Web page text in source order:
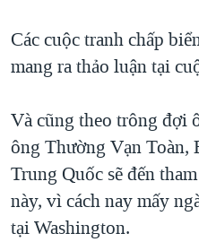
Các cuộc tranh chấp
mang ra thảo luận tại
Và cũng theo trông đợi
ông Thường Vạn Toàn,
Trung Quốc sẽ đến
này, vì cách nay mấy
tại Washington.